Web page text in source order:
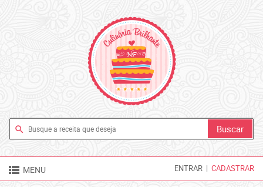
search
 MENU ENTRAR | CADASTRAR